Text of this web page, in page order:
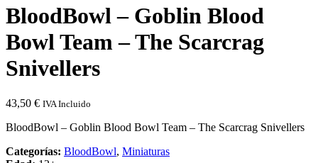
BloodBowl – Goblin Blood
Bowl Team – The Scarcrag
Snivellers
43,50 € IVA Incluido
BloodBowl – Goblin Blood Bowl Team – The Scarcrag Snivellers
Categorías: BloodBowl, Miniaturas